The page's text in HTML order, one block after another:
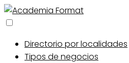
Directorio por localidades
Tipos de negocios